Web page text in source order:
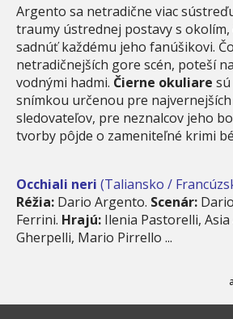
Argento sa netradične viac
traumy ústrednej postavy s
sadnúť každému jeho fanúšikovi.
netradičnejších gore scén, poteší
vodnými hadmi. Čierne okuliare
snímkou určenou pre
sledovateľov, pre neznalcov jeho
tvorby pôjde o zameniteľné krimi
Occhiali neri (Taliansko /
Réžia: Dario Argento. Scenár:
Ferrini. Hrajú: Ilenia Pastorelli,
Gherpelli, Mario Pirrello ...